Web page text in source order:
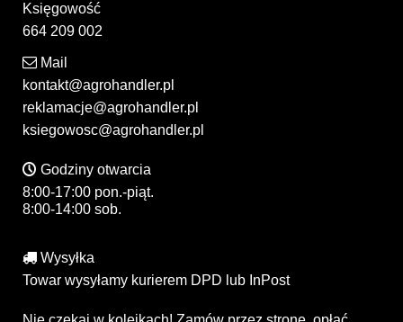
Księgowość
664 209 002
Mail
kontakt@agrohandler.pl
reklamacje@agrohandler.pl
ksiegowosc@agrohandler.pl
Godziny otwarcia
8:00-17:00 pon.-piąt.
8:00-14:00 sob.
Wysyłka
Towar wysyłamy kurierem DPD lub InPost